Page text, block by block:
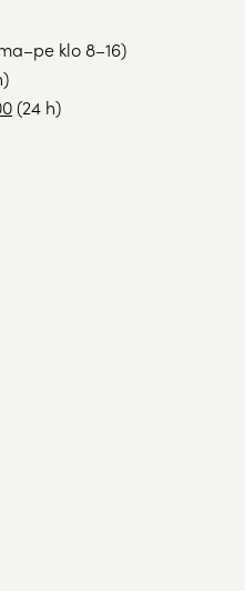
klo 8–16)
(24 h)